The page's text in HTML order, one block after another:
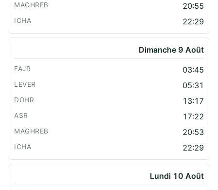
20:55
22:29
Dimanche 9 Août
03:45
05:31
13:17
17:22
20:53
22:29
Lundi 10 Août